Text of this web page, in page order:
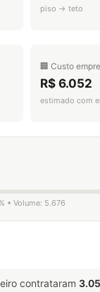
piso → teto
🏢 Custo
R$ 6.052
estimado com
• Volume: 5.676
contrataram